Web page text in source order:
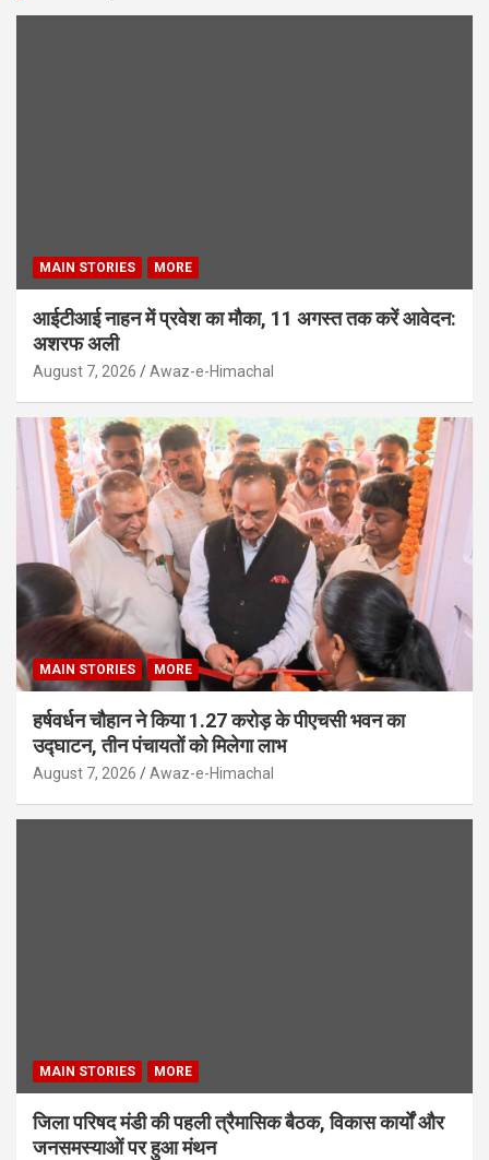
MAIN STORIES MORE
आईटीआई नाहन में प्रवेश का मौका, 11 अगस्त तक करें आवेदन:
अशरफ अली
August 7, 2026 Awaz-e-Himachal
MAIN STORIES MORE
हर्षवर्धन चौहान ने किया 1.27 करोड़ के पीएचसी भवन का
उद्घाटन, तीन पंचायतों को मिलेगा लाभ
August 7, 2026 Awaz-e-Himachal
MAIN STORIES MORE
जिला परिषद मंडी की पहली त्रैमासिक बैठक, विकास कार्यों और
जनसमस्याओं पर हुआ मंथन